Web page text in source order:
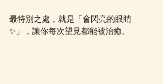
最特別之處，就是「會閃亮的眼睛
✨」，讓你每次望見都能被治癒。